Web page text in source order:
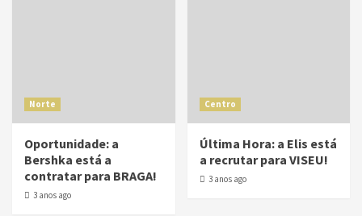
Norte
Oportunidade: a
Bershka está a
contratar para BRAGA!
3 anos ago
Centro
Última Hora: a Elis está
a recrutar para VISEU!
3 anos ago